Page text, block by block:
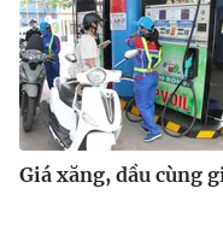
Giá xăng, dầu cùng